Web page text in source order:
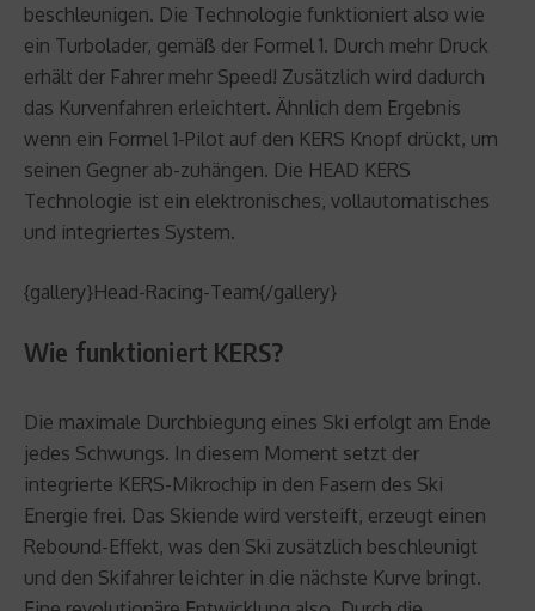
beschleunigen. Die Technologie funktioniert also wie
ein Turbolader, gemäß der Formel 1. Durch mehr Druck
erhält der Fahrer mehr Speed! Zusätzlich wird dadurch
das Kurvenfahren erleichtert. Ähnlich dem Ergebnis
wenn ein Formel 1-Pilot auf den KERS Knopf drückt, um
seinen Gegner ab-zuhängen. Die HEAD KERS
Technologie ist ein elektronisches, vollautomatisches
und integriertes System.
{gallery}Head-Racing-Team{/gallery}
Wie funktioniert KERS?
Die maximale Durchbiegung eines Ski erfolgt am Ende
jedes Schwungs. In diesem Moment setzt der
integrierte KERS-Mikrochip in den Fasern des Ski
Energie frei. Das Skiende wird versteift, erzeugt einen
Rebound-Effekt, was den Ski zusätzlich beschleunigt
und den Skifahrer leichter in die nächste Kurve bringt.